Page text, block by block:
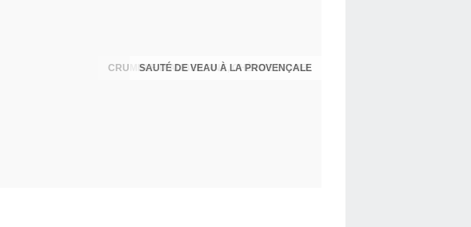
SAUTÉ DE VEAU À LA PROVENÇALE